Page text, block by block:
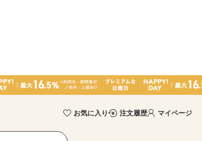
お気に入り 注文履歴 マイページ